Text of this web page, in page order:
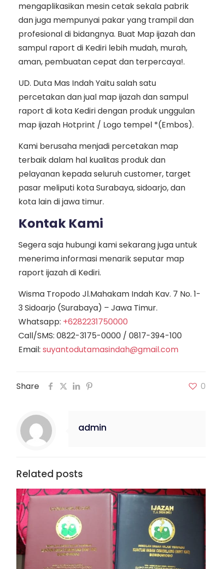
mengaplikasikan mesin cetak sekala pabrik
dan juga mempunyai pakar yang trampil dan
profesional di bidangnya. Buat Map ijazah dan
sampul raport di Kediri lebih mudah, murah,
aman, pembuatan cepat dan terpercaya!.
UD. Duta Mas Indah Yaitu salah satu
percetakan dan jual map ijazah dan sampul
raport di kota Kediri dengan produk unggulan
map ijazah Hotprint / Logo tempel *(Embos).
Kami berusaha menjadi percetakan map
terbaik dalam hal kualitas produk dan
pelayanan kepada seluruh customer, target
pasar meliputi kota Surabaya, sidoarjo, dan
kota lain di jawa timur.
Kontak Kami
Segera saja hubungi kami sekarang juga untuk
menerima informasi menarik seputar map
raport ijazah di Kediri.
Wisma Tropodo Jl.Mahakam Indah Kav. 7 No. 1-
3 Sidoarjo (Surabaya) – Jawa Timur.
Whatsapp: +6282231750000
Call/SMS: 0822-3175-0000/ 0817-394-100
Email: suyantodutamasindah@gmail.com
Share 0
admin
Related posts